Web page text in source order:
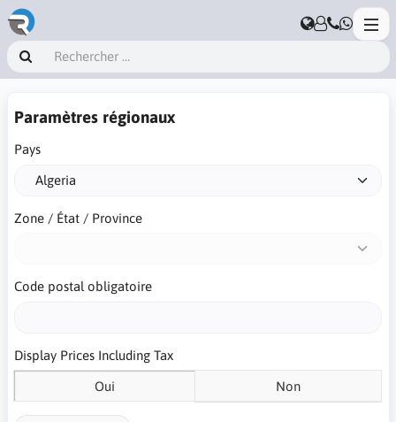
Paramètres régionaux
Pays
Zone / État / Province
Code postal obligatoire
Display Prices Including Tax
Oui Non